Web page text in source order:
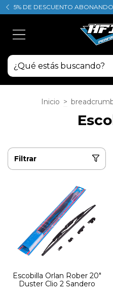
5% DE DESCUENTO
Inicio >
Filtrar
Escobilla Orlan Rober 20"
Duster Clio 2 Sandero